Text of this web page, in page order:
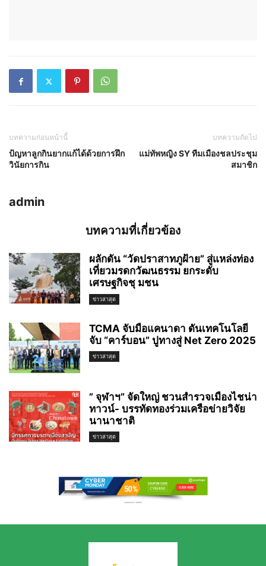
บทความก่อนหน้านี้
ป้ญหาลูกกินยากแก้ได้ด้วยการฝึก
วินัยการกิน
บทความถัดไป
แม่ทัพหญิง SY ทีมเมืองชลประชุม
สมาชิก
admin
บทความที่เกี่ยวข้อง
ผลักดัน “วัดปราสาทภูฝ้าย” สู่แหล่งท่อง
เที่ยวมรดกวัฒนธรรม ยกระดับ
เศรษฐกิจชุ มชน
ข่าวล่าสุด
TCMA จับมือแคนาดา ดันเทคโนโลยี
จับ “คาร์บอน” ปูทางสู่ Net Zero 2025
ข่าวล่าสุด
” จุฬาฯ” จัดใหญ่ ชวนสำรวจเมืองไชน่า
ทาวน์- บรรทัดทองร่วมเครือข่ายวิจัย
นานาชาติ
ข่าวล่าสุด